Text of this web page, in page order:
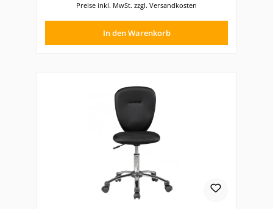
Preise inkl. MwSt. zzgl. Versandkosten
In den Warenkorb